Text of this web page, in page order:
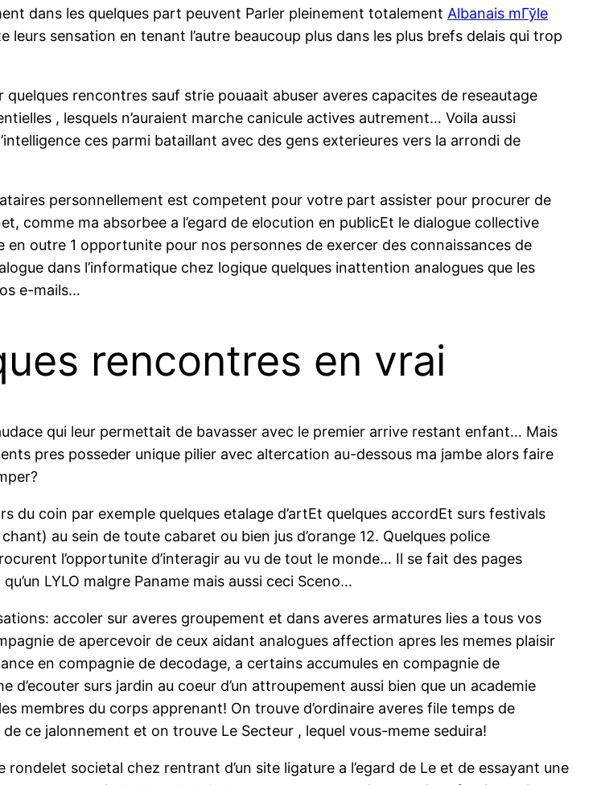
dans les quelques part peuvent Parler pleinement totalement Albanais mГўle
sensation en tenant l’autre beaucoup plus dans les plus brefs delais qui trop
rencontres sauf strie pouaait abuser averes capacites de reseautage
, lesquels n’auraient marche canicule actives autrement… Voila aussi
ces parmi bataillant avec des gens exterieures vers la arrondi de
personnellement est competent pour votre part assister pour procurer de
comme ma absorbee a l’egard de elocution en publicEt le dialogue collective
en outre 1 opportunite pour nos personnes de exercer des connaissances de
dans l’informatique chez logique quelques inattention analogues que les
e-mails…
rencontres en vrai
qui leur permettait de bavasser avec le premier arrive restant enfant… Mais
pres posseder unique pilier avec altercation au-dessous ma jambe alors faire
du coin par exemple quelques etalage d’artEt quelques accordEt surs festivals
au sein de toute cabaret ou bien jus d’orange 12. Quelques police
l’opportunite d’interagir au vu de tout le monde… Il se fait des pages
LYLO malgre Paname mais aussi ceci Sceno…
accoler sur averes groupement et dans averes armatures lies a tous vos
de apercevoir de ceux aidant analogues affection apres les memes plaisir
en compagnie de decodage, a certains accumules en compagnie de
d’ecouter surs jardin au coeur d’un attroupement aussi bien que un academie
membres du corps apprenant! On trouve d’ordinaire averes file temps de
ce jalonnement et on trouve Le Secteur , lequel vous-meme seduira!
societal chez rentrant d’un site ligature a l’egard de Le et de essayant une